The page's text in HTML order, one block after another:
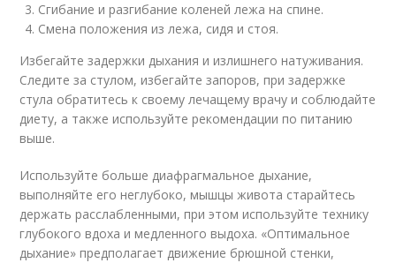
Сгибание и разгибание коленей лежа на спине.
Смена положения из лежа, сидя и стоя.
Избегайте задержки дыхания и излишнего натуживания.
Следите за стулом, избегайте запоров, при задержке
стула обратитесь к своему лечащему врачу и соблюдайте
диету, а также используйте рекомендации по питанию
выше.
Используйте больше диафрагмальное дыхание,
выполняйте его неглубоко, мышцы живота старайтесь
держать расслабленными, при этом используйте технику
глубокого вдоха и медленного выдоха. «Оптимальное
дыхание» предполагает движение брюшной стенки,